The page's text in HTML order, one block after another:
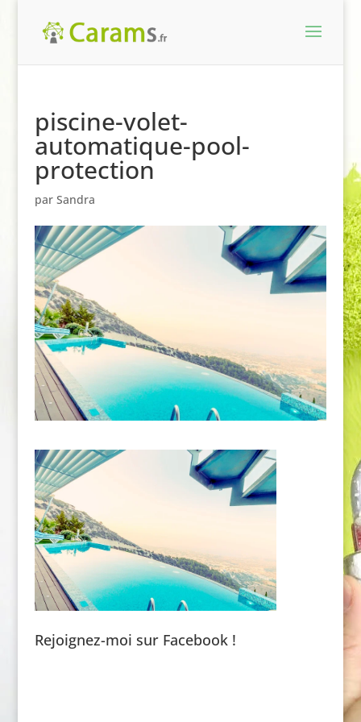
piscine-volet-
automatique-pool-
protection
par Sandra
Rejoignez-moi sur Facebook !